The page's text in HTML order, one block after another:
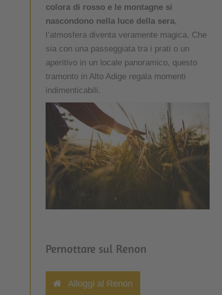
colora di rosso e le montagne si
nascondono nella luce della sera,
l’atmosfera diventa veramente magica. Che
sia con una passeggiata tra i prati o un
aperitivo in un locale panoramico, questo
tramonto in Alto Adige regala momenti
indimenticabili.
Pernottare sul Renon
Alloggi al Renon